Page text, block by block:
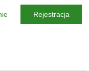
Rejestracja